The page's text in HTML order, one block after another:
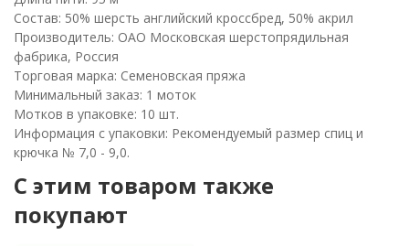
Состав: 50% шерсть английский кроссбред, 50% акрил
Производитель: ОАО Московская шерстопрядильная
фабрика, Россия
Торговая марка: Семеновская пряжа
Минимальный заказ: 1 моток
Мотков в упаковке: 10 шт.
Информация с упаковки: Рекомендуемый размер спиц и
крючка № 7,0 - 9,0.
C этим товаром также
покупают